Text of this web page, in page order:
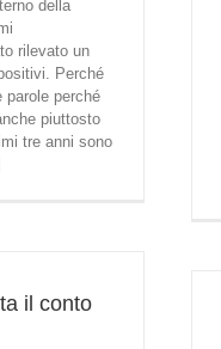
della
rilevato un
Perché
parole perché
piuttosto
tre anni sono
il conto